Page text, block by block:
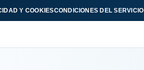
Y COOKIESCONDICIONES DEL SERVICIO